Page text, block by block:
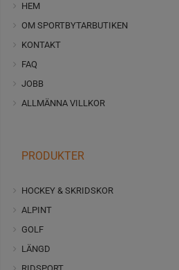
HEM
OM SPORTBYTARBUTIKEN
KONTAKT
FAQ
JOBB
ALLMÄNNA VILLKOR
PRODUKTER
HOCKEY & SKRIDSKOR
ALPINT
GOLF
LÄNGD